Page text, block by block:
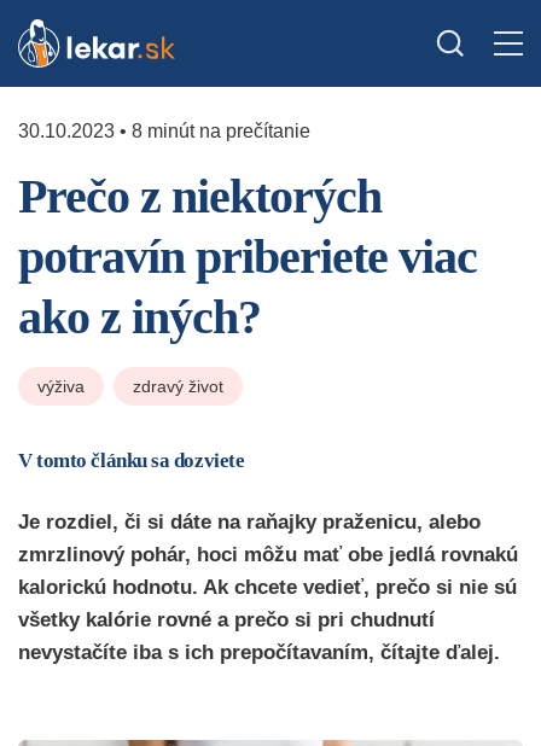
30.10.2023 • 8 minút na prečítanie
Prečo z niektorých
potravín priberiete viac
ako z iných?
výživa zdravý život
V tomto článku sa dozviete
Je rozdiel, či si dáte na raňajky praženicu, alebo
zmrzlinový pohár, hoci môžu mať obe jedlá rovnakú
kalorickú hodnotu. Ak chcete vedieť, prečo si nie sú
všetky kalórie rovné a prečo si pri chudnutí
nevystačíte iba s ich prepočítavaním, čítajte ďalej.